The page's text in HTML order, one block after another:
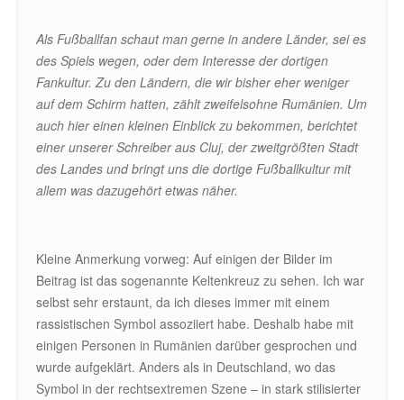
Als Fußballfan schaut man gerne in andere Länder, sei es
des Spiels wegen, oder dem Interesse der dortigen
Fankultur. Zu den Ländern, die wir bisher eher weniger
auf dem Schirm hatten, zählt zweifelsohne Rumänien. Um
auch hier einen kleinen Einblick zu bekommen, berichtet
einer unserer Schreiber aus Cluj, der zweitgrößten Stadt
des Landes und bringt uns die dortige Fußballkultur mit
allem was dazugehört etwas näher.
Kleine Anmerkung vorweg: Auf einigen der Bilder im
Beitrag ist das sogenannte Keltenkreuz zu sehen. Ich war
selbst sehr erstaunt, da ich dieses immer mit einem
rassistischen Symbol assoziiert habe. Deshalb habe mit
einigen Personen in Rumänien darüber gesprochen und
wurde aufgeklärt. Anders als in Deutschland, wo das
Symbol in der rechtsextremen Szene – in stark stilisierter